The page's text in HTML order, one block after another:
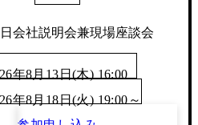
会社説明会兼現場座談会
年8月13日(木) 16:00
年8月18日(火) 19:00～